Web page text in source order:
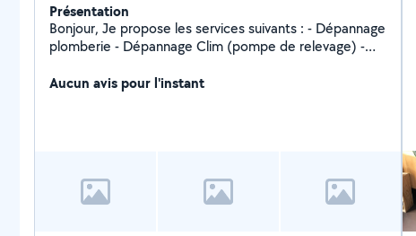
Présentation
Bonjour, Je propose les services suivants : - Dépannage
plomberie - Dépannage Clim (pompe de relevage) -
Gainable avec ou sans système de zoning En terme
Aucun avis pour l'instant